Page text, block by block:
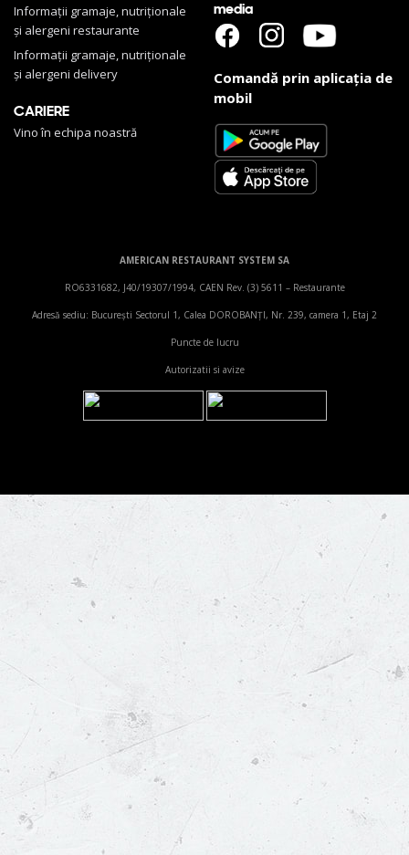
Informații gramaje, nutriționale
și alergeni restaurante
Informații gramaje, nutriționale
și alergeni delivery
CARIERE
Vino în echipa noastră
media
Comandă prin aplicația de
mobil
AMERICAN RESTAURANT SYSTEM SA
RO6331682, J40/19307/1994, CAEN Rev. (3) 5611 – Restaurante
Adresă sediu: Bucureşti Sectorul 1, Calea DOROBANŢI, Nr. 239, camera 1, Etaj 2
Puncte de lucru
Autorizatii si avize